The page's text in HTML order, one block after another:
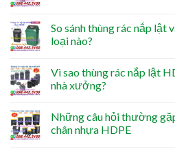
So sánh thùng rác nắp lật
loại nào?
Vì sao thùng rác nắp lật
nhà xưởng?
Những câu hỏi thường
chân nhựa HDPE